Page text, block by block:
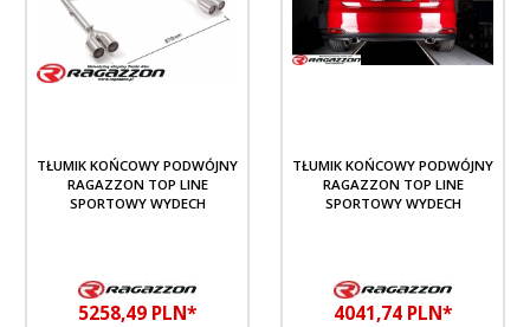
TŁUMIK KOŃCOWY PODWÓJNY
RAGAZZON TOP LINE
SPORTOWY WYDECH
5258,49 PLN*
TŁUMIK KOŃCOWY PODWÓJNY
RAGAZZON TOP LINE
SPORTOWY WYDECH
4041,74 PLN*